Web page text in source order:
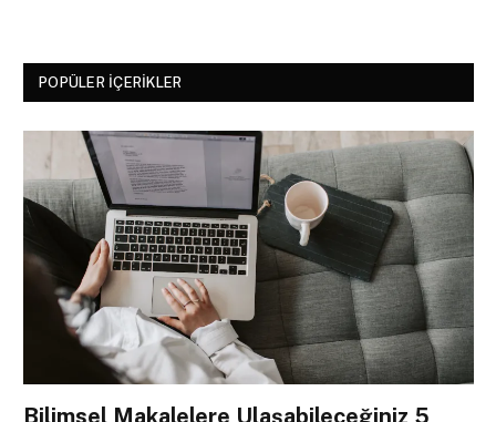
POPÜLER İÇERIKLER
Bilimsel Makalelere Ulaşabileceğiniz 5